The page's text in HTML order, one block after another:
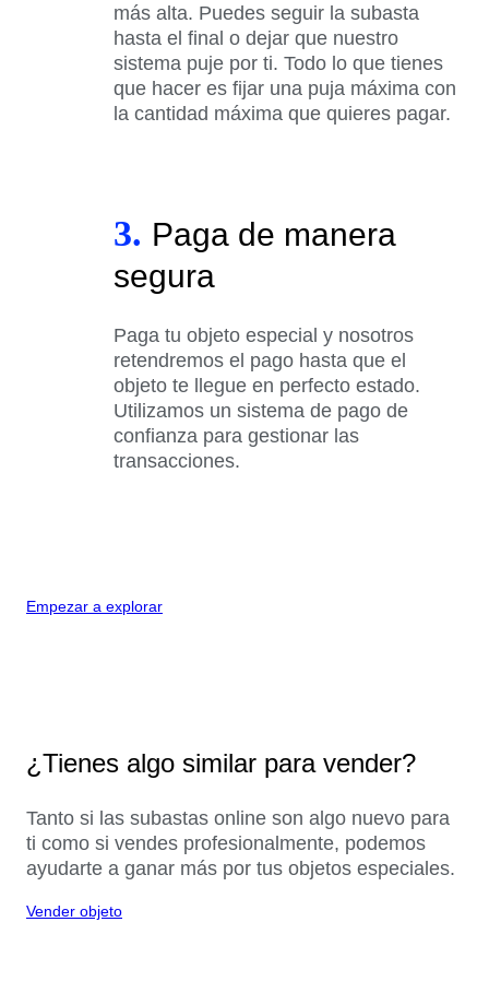
más alta. Puedes seguir la subasta
hasta el final o dejar que nuestro
sistema puje por ti. Todo lo que tienes
que hacer es fijar una puja máxima con
la cantidad máxima que quieres pagar.
3. Paga de manera
segura
Paga tu objeto especial y nosotros
retendremos el pago hasta que el
objeto te llegue en perfecto estado.
Utilizamos un sistema de pago de
confianza para gestionar las
transacciones.
Empezar a explorar
¿Tienes algo similar para vender?
Tanto si las subastas online son algo nuevo para
ti como si vendes profesionalmente, podemos
ayudarte a ganar más por tus objetos especiales.
Vender objeto